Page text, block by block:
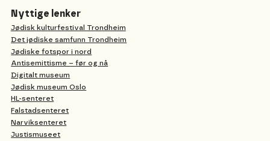
Nyttige lenker
Jødisk kulturfestival Trondheim
Det jødiske samfunn Trondheim
Jødiske fotspor i nord
Antisemittisme – før og nå
Digitalt museum
Jødisk museum Oslo
HL-senteret
Falstadsenteret
Narviksenteret
Justismuseet